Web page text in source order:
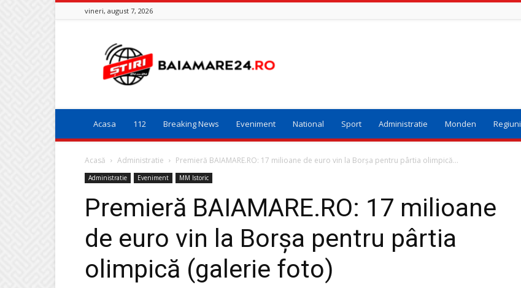
vineri, august 7, 2026
Baia
Mare
24
Acasa 112 Breaking News Eveniment National Sport Administratie Monden Regiuni
Acasă Administratie Premieră BAIAMARE.RO: 17 milioane de euro vin la Borșa pentru pârtia olimpică...
Administratie Eveniment MM Istoric
Premieră BAIAMARE.RO: 17 milioane
de euro vin la Borșa pentru pârtia
olimpică (galerie foto)